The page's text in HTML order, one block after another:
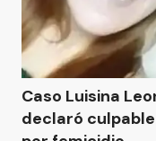
Caso Luisina
declaró